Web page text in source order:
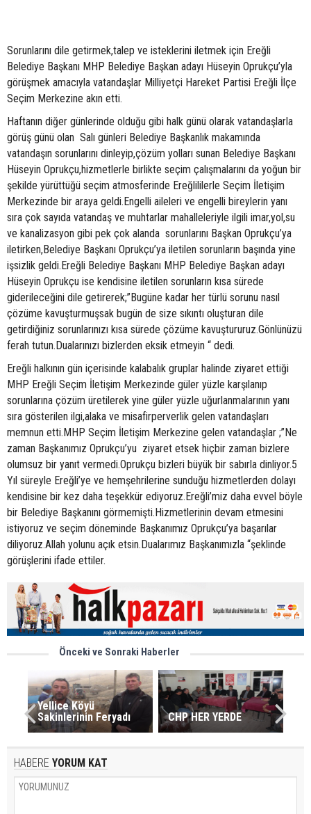
Sorunlarını dile getirmek,talep ve isteklerini iletmek için Ereğli
Belediye Başkanı MHP Belediye Başkan adayı Hüseyin Oprukçu’yla
görüşmek amacıyla vatandaşlar Milliyetçi Hareket Partisi Ereğli İlçe
Seçim Merkezine akın etti.
Haftanın diğer günlerinde olduğu gibi halk günü olarak vatandaşlarla
görüş günü olan Salı günleri Belediye Başkanlık makamında
vatandaşın sorunlarını dinleyip,çözüm yolları sunan Belediye Başkanı
Hüseyin Oprukçu,hizmetlerle birlikte seçim çalışmalarını da yoğun bir
şekilde yürüttüğü seçim atmosferinde Ereğlililerle Seçim İletişim
Merkezinde bir araya geldi.Engelli aileleri ve engelli bireylerin yanı
sıra çok sayıda vatandaş ve muhtarlar mahalleleriyle ilgili imar,yol,su
ve kanalizasyon gibi pek çok alanda sorunlarını Başkan Oprukçu’ya
iletirken,Belediye Başkanı Oprukçu’ya iletilen sorunların başında yine
işsizlik geldi.Ereğli Belediye Başkanı MHP Belediye Başkan adayı
Hüseyin Oprukçu ise kendisine iletilen sorunların kısa sürede
giderileceğini dile getirerek;”Bugüne kadar her türlü sorunu nasıl
çözüme kavuşturmuşsak bugün de size sıkıntı oluşturan dile
getirdiğiniz sorunlarınızı kısa sürede çözüme kavuştururuz.Gönlünüzü
ferah tutun.Dualarınızı bizlerden eksik etmeyin “ dedi.
Ereğli halkının gün içerisinde kalabalık gruplar halinde ziyaret ettiği
MHP Ereğli Seçim İletişim Merkezinde güler yüzle karşılanıp
sorunlarına çözüm üretilerek yine güler yüzle uğurlanmalarının yanı
sıra gösterilen ilgi,alaka ve misafirperverlik gelen vatandaşları
memnun etti.MHP Seçim İletişim Merkezine gelen vatandaşlar ;”Ne
zaman Başkanımız Oprukçu’yu ziyaret etsek hiçbir zaman bizlere
olumsuz bir yanıt vermedi.Oprukçu bizleri büyük bir sabırla dinliyor.5
Yıl süreyle Ereğli’ye ve hemşehrilerine sunduğu hizmetlerden dolayı
kendisine bir kez daha teşekkür ediyoruz.Ereğli’miz daha evvel böyle
bir Belediye Başkanını görmemişti.Hizmetlerinin devam etmesini
istiyoruz ve seçim döneminde Başkanımız Oprukçu’ya başarılar
diliyoruz.Allah yolunu açık etsin.Dualarımız Başkanımızla “şeklinde
görüşlerini ifade ettiler.
Önceki ve Sonraki Haberler
Yellice Köyü
Sakinlerinin Feryadı
CHP HER YERDE
HABERE YORUM KAT